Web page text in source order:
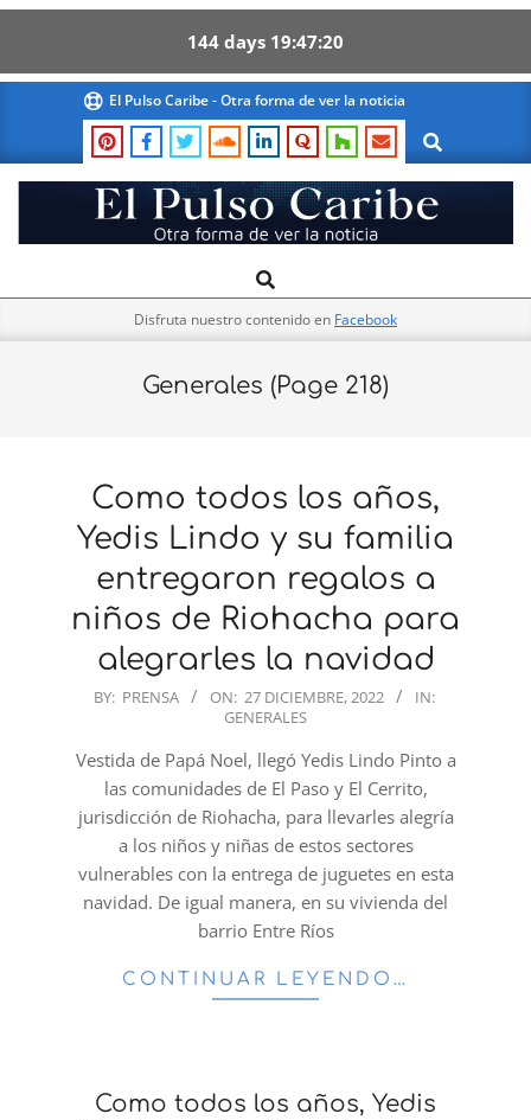
144 days 19 47 19
content
El Pulso Caribe - Otra forma de ver la noticia
Search
El
Pulso
Navigation
Search
Disfruta nuestro contenido en Facebook
Generales (Page 218)
Como todos los años,
Yedis Lindo y su familia
entregaron regalos a
niños de Riohacha para
alegrarles la navidad
2022-
27
BY: PRENSA ON: 27 DICIEMBRE, 2022
IN:
GENERALES
Vestida de Papá Noel, llegó Yedis Lindo Pinto a
las comunidades de El Paso y El Cerrito,
jurisdicción de Riohacha, para llevarles alegría
a los niños y niñas de estos sectores
vulnerables con la entrega de juguetes en esta
navidad. De igual manera, en su vivienda del
barrio Entre Ríos
CONTINUAR LEYENDO…
Como todos los años, Yedis